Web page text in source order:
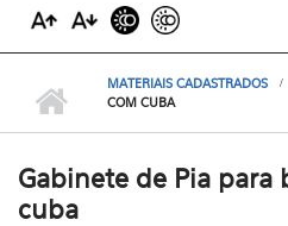
MATERIAIS CADASTRADOS
COM CUBA
Gabinete de Pia para
cuba